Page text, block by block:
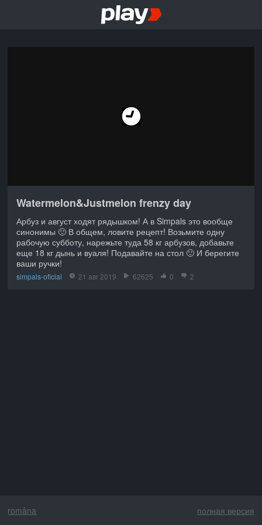
Watermelon&Justmelon frenzy day
Арбуз и август ходят рядышком! А в Simpals это вообще
синонимы 🙂 В общем, ловите рецепт! Возьмите одну
рабочую субботу, нарежьте туда 58 кг арбузов, добавьте
еще 18 кг дынь и вуаля! Подавайте на стол 🙂 И берегите
ваши ручки!
simpals-oficial 21 авг 2019 62625 0 2
româna полная версия